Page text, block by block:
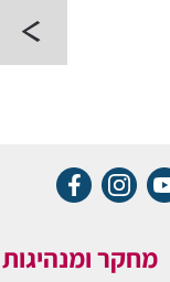
מחקר ומנהיגות